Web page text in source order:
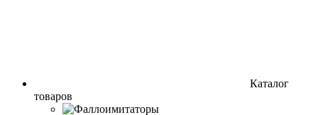
Каталог
товаров